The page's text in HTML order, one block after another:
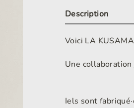
Description
Voici LA
Une
Iels sont